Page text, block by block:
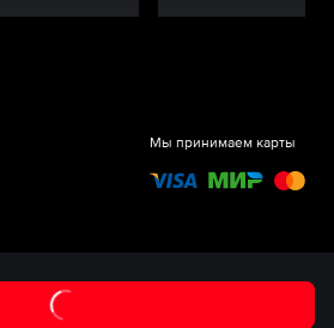
Мы принимаем карты